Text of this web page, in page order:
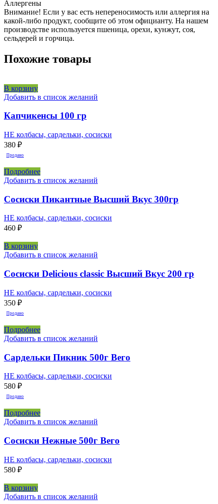
Аллергены
Внимание! Если у вас есть непереносимость или аллергия на
какой-либо продукт, сообщите об этом официанту. На нашем
производстве используется пшеница, орехи, кунжут, соя,
сельдерей и горчица.
Похожие товары
В корзину
Добавить в список желаний
Капчикенсы 100 гр
НЕ колбасы, сардельки, сосиски
380 ₽
Продано
Подробнее
Добавить в список желаний
Сосиски Пикантные Высший Вкус 300гр
НЕ колбасы, сардельки, сосиски
460 ₽
В корзину
Добавить в список желаний
Сосиски Delicious classic Высший Вкус 200 гр
НЕ колбасы, сардельки, сосиски
350 ₽
Продано
Подробнее
Добавить в список желаний
Сардельки Пикник 500г Вего
НЕ колбасы, сардельки, сосиски
580 ₽
Продано
Подробнее
Добавить в список желаний
Сосиски Нежные 500г Вего
НЕ колбасы, сардельки, сосиски
580 ₽
В корзину
Добавить в список желаний